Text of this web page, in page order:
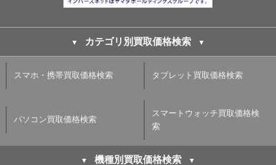
カテゴリ別買取価格検索
スマホ・携帯買取価格検索 タブレット買取価格検索
パソコン買取価格検索
スマートウォッチ買取価格検
索
機種別買取価格検索